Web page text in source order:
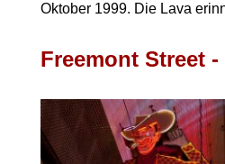
Oktober 1999. Die Lava
Freemont Street